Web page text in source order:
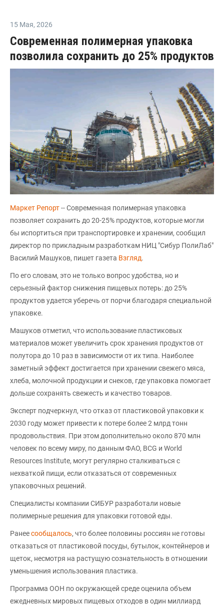
15 Мая, 2026
Современная полимерная упаковка
позволила сохранить до 25% продуктов
Маркет Репорт-- Современная полимерная упаковка
позволяет сохранить до 20-25% продуктов, которые могли
бы испортиться при транспортировке и хранении, сообщил
директор по прикладным разработкам НИЦ "Сибур ПолиЛаб"
Василий Машуков, пишет газета Взгляд.
По его словам, это не только вопрос удобства, но и
серьезный фактор снижения пищевых потерь: до 25%
продуктов удается уберечь от порчи благодаря специальной
упаковке.
Машуков отметил, что использование пластиковых
материалов может увеличить срок хранения продуктов от
полутора до 10 раз в зависимости от их типа. Наиболее
заметный эффект достигается при хранении свежего мяса,
хлеба, молочной продукции и снеков, где упаковка помогает
дольше сохранять свежесть и качество товаров.
Эксперт подчеркнул, что отказ от пластиковой упаковки к
2030 году может привести к потере более 2 млрд тонн
продовольствия. При этом дополнительно около 870 млн
человек по всему миру, по данным ФАО, BCG и World
Resources Institute, могут регулярно сталкиваться с
нехваткой пищи, если отказаться от современных
упаковочных решений.
Специалисты компании СИБУР разработали новые
полимерные решения для упаковки готовой еды.
Ранеесообщалось, что более половины россиян не готовы
отказаться от пластиковой посуды, бутылок, контейнеров и
щеток, несмотря на растущую сознательность в отношении
уменьшения использования пластика.
Программа ООН по окружающей среде оценила объем
ежедневных мировых пищевых отходов в один миллиард